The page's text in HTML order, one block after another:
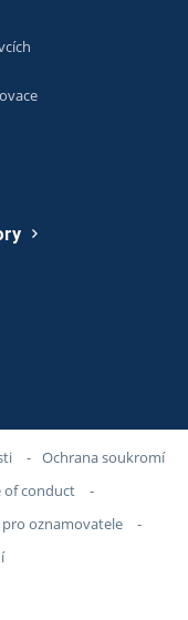
- Ochrana soukromí
of conduct
-
oznamovatele
-